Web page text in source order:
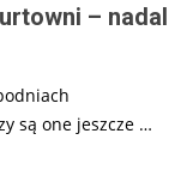
– nadal
są one jeszcze …